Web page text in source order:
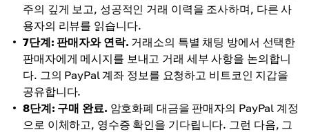
주의 깊게 보고, 성공적인 거래 이력을 조사하며, 다른 사
용자의 리뷰를 읽습니다.
7단계: 판매자와 연락. 거래소의 특별 채팅 방에서 선택한
판매자에게 메시지를 보내고 거래 세부 사항을 논의합니
다. 그의 PayPal 계좌 정보를 요청하고 비트코인 지갑을
공유합니다.
8단계: 구매 완료. 암호화폐 대금을 판매자의 PayPal 계정
으로 이체하고, 영수증 확인을 기다립니다. 그런 다음, 그